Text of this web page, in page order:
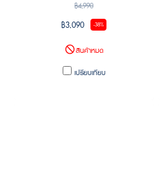
฿4,990
฿3,090 -38%
สินค้าหมด
เปรียบเทียบ